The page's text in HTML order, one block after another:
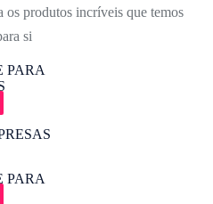
os produtos incríveis que temos
si